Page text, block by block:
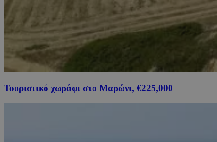
Τουριστικό χωράφι στο Μαρώνι, €225,000